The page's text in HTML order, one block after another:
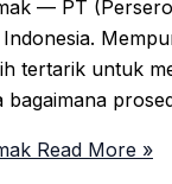
— PT
tertarik untuk
bagaimana
Read More »